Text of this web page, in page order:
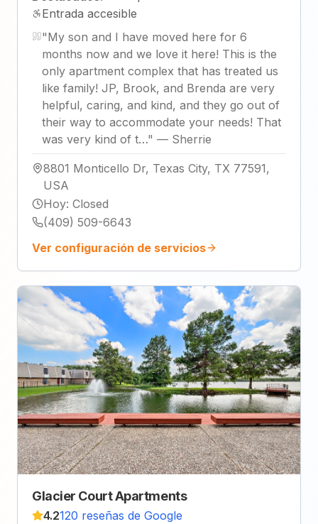
Entrada accesible
"My son and I have moved here for 6
months now and we love it here! This is the
only apartment complex that has treated us
like family! JP, Brook, and Brenda are very
helpful, caring, and kind, and they go out of
their way to accommodate your needs! That
was very kind of t…" — Sherrie
8801 Monticello Dr, Texas City, TX 77591,
USA
Hoy: Closed
(409) 509-6643
Ver configuración de servicios
Glacier Court Apartments
4.2120 reseñas de Google